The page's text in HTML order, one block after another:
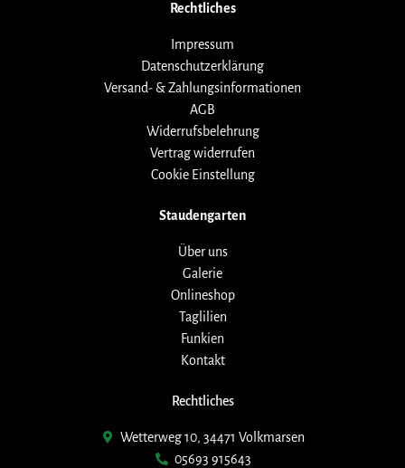
Rechtliches
Impressum
Datenschutzerklärung
Versand- & Zahlungsinformationen
AGB
Widerrufsbelehrung
Vertrag widerrufen
Cookie Einstellung
Staudengarten
Über uns
Galerie
Onlineshop
Taglilien
Funkien
Kontakt
Rechtliches
Wetterweg 10, 34471 Volkmarsen
05693 915643